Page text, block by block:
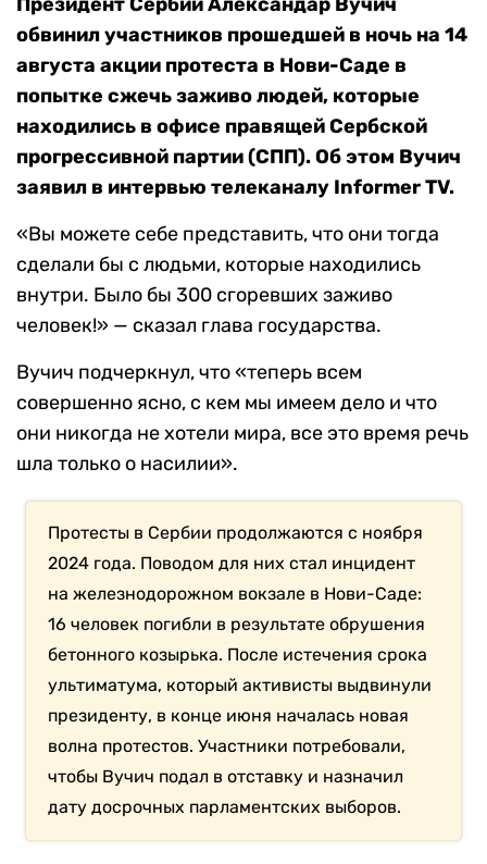
обвинил участников прошедшей в ночь на 14
августа акции протеста в Нови-Саде в
попытке сжечь заживо людей, которые
находились в офисе правящей Сербской
прогрессивной партии (СПП). Об этом Вучич
заявил в интервью телеканалу Informer TV.
«Вы можете себе представить, что они тогда
сделали бы с людьми, которые находились
внутри. Было бы 300 сгоревших заживо
человек!» — сказал глава государства.
Вучич подчеркнул, что «теперь всем
совершенно ясно, с кем мы имеем дело и что
они никогда не хотели мира, все это время речь
шла только о насилии».
Протесты в Сербии продолжаются с ноября
2024 года. Поводом для них стал инцидент
на железнодорожном вокзале в Нови-Саде:
16 человек погибли в результате обрушения
бетонного козырька. После истечения срока
ультиматума, который активисты выдвинули
президенту, в конце июня началась новая
волна протестов. Участники потребовали,
чтобы Вучич подал в отставку и назначил
дату досрочных парламентских выборов.